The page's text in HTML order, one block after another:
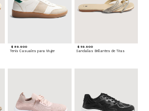
$ 89.900
Tenis Casuales para Mujer
$ 59.900
Sandalias Brillantes de Tiras